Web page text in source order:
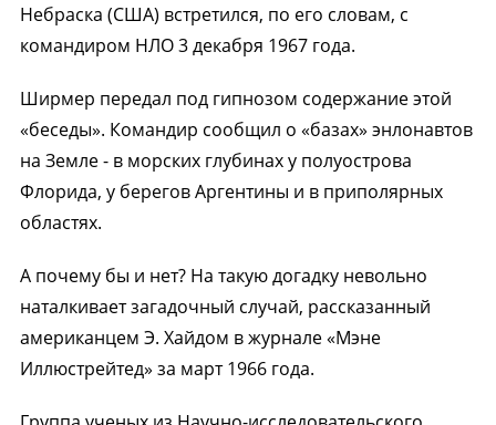
Небраска (США) встретился, по его словам, с
командиром НЛО 3 декабря 1967 года.
Ширмер передал под гипнозом содержание этой
«беседы». Командир сообщил о «базах» энлонавтов
на Земле - в морских глубинах у полуострова
Флорида, у берегов Аргентины и в приполярных
областях.
А почему бы и нет? На такую догадку невольно
наталкивает загадочный случай, рассказанный
американцем Э. Хайдом в журнале «Мэне
Иллюстрейтед» за март 1966 года.